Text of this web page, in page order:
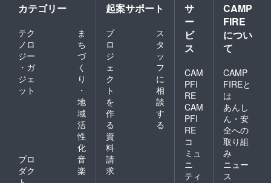
week.c
omまで
別途送
付くだ
さい。
像など
に関し
ては、
別途打
ち合わ
せいた
しま
す。
カテゴリー
テク
ノロ
ジー
・ガ
ジェ
ット
ま
ち
づ
く
り
・
地
域
活
性
化
プロ
ダク
音
楽
起案サポート
プ
ロ
ジ
ェ
ク
ト
を
作
る
ス
タ
ッ
フ
に
相
談
す
る
資
料
請
求
サ
ー
ビ
ス
CAM
PFI
RE
CAM
PFI
RE
コ
ミュ
ニ
ティ
CAMP
FIRE
につい
て
CAMP
FIREと
は
あんし
ん・安
全への
取り組
み
ニュー
ス